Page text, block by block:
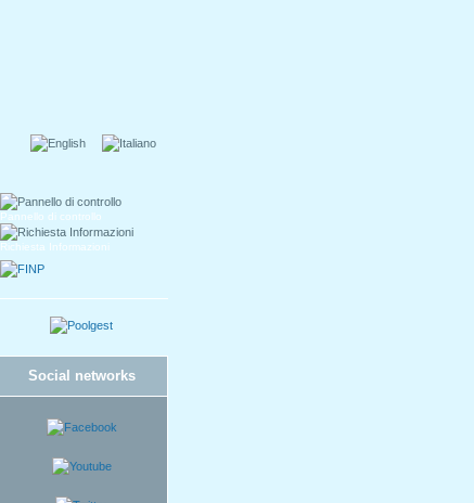
Pannello di controllo
Richiesta Informazioni
Social networks